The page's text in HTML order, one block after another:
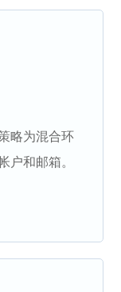
略为混合环
户和邮箱。